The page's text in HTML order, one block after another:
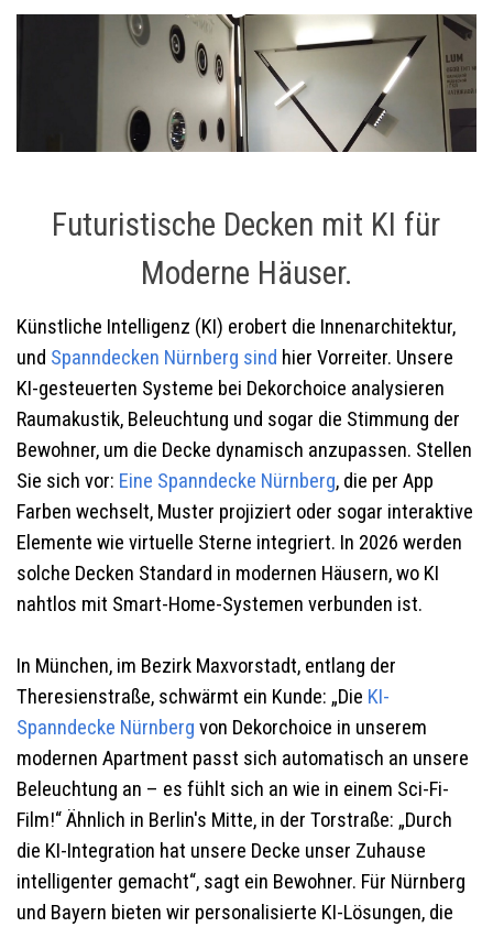
Futuristische Decken mit KI für
Moderne Häuser.
Künstliche Intelligenz (KI) erobert die Innenarchitektur,
und Spanndecken Nürnberg sind hier Vorreiter. Unsere
KI-gesteuerten Systeme bei Dekorchoice analysieren
Raumakustik, Beleuchtung und sogar die Stimmung der
Bewohner, um die Decke dynamisch anzupassen. Stellen
Sie sich vor: Eine Spanndecke Nürnberg, die per App
Farben wechselt, Muster projiziert oder sogar interaktive
Elemente wie virtuelle Sterne integriert. In 2026 werden
solche Decken Standard in modernen Häusern, wo KI
nahtlos mit Smart-Home-Systemen verbunden ist.
In München, im Bezirk Maxvorstadt, entlang der
Theresienstraße, schwärmt ein Kunde: „Die KI-
Spanndecke Nürnberg von Dekorchoice in unserem
modernen Apartment passt sich automatisch an unsere
Beleuchtung an – es fühlt sich an wie in einem Sci-Fi-
Film!“ Ähnlich in Berlin's Mitte, in der Torstraße: „Durch
die KI-Integration hat unsere Decke unser Zuhause
intelligenter gemacht“, sagt ein Bewohner. Für Nürnberg
und Bayern bieten wir personalisierte KI-Lösungen, die